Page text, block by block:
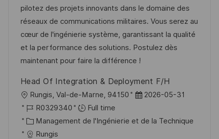
s
a
t
i
o
’
a
f
f
i
h
a
g
e
e
n
c
e
d
p
o
s
t
g
o
r
i
e
pilotez des projets innovants dans le domaine des
réseaux de communications militaires. Vous serez au
cœur de l'ingénierie système, garantissant la qualité
et la performance des solutions. Postulez dès
maintenant pour faire la différence !
Head Of Integration & Deployment F/H
o
c
a
Rungis, Val-de-Marne, 94150
D
t
2026-05-31
R
é
f
R0329340
Full time
C
a
Management de l'Ingénierie et de la Technique
Rungis